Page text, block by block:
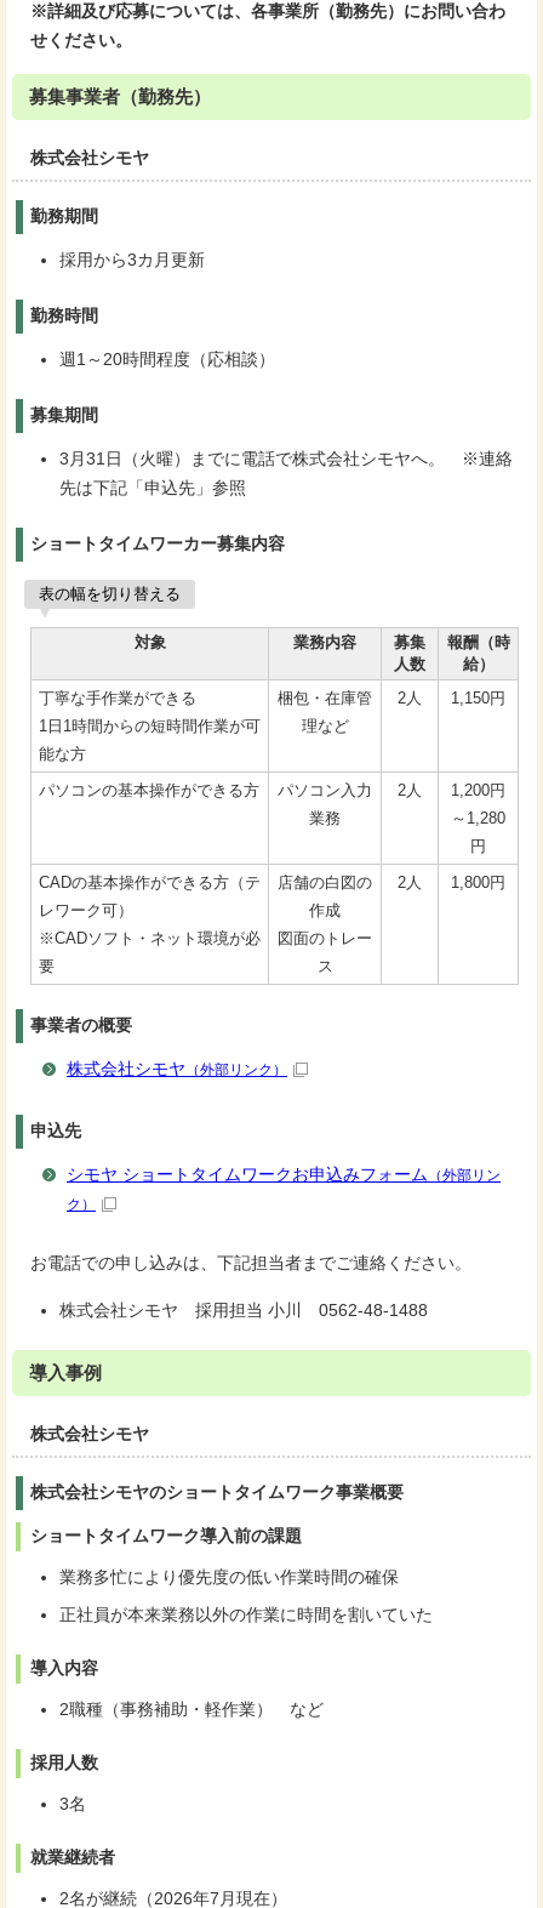
※詳細及び応募については、各事業所（勤務先）にお問い合わ
せください。
募集事業者（勤務先）
株式会社シモヤ
勤務期間
採用から3カ月更新
勤務時間
週1～20時間程度（応相談）
募集期間
3月31日（火曜）までに電話で株式会社シモヤへ。 ※連絡
先は下記「申込先」参照
ショートタイムワーカー募集内容
表の幅を切り替える
対象 業務内容
募集
人数
報酬（時
給）
丁寧な手作業ができる
1日1時間からの短時間作業が可
能な方
梱包・在庫管
理など
2人 1,150円
パソコンの基本操作ができる方
パソコン入力
業務
2人
1,200円
～1,280
円
CADの基本操作ができる方（テ
レワーク可）
※CADソフト・ネット環境が必
要
店舗の白図の
作成
図面のトレー
ス
2人 1,800円
事業者の概要
株式会社シモヤ （外部リンク）
申込先
シモヤ ショートタイムワークお申込みフォーム （外部リン
ク）
お電話での申し込みは、下記担当者までご連絡ください。
株式会社シモヤ 採用担当 小川 0562-48-1488
導入事例
株式会社シモヤ
株式会社シモヤのショートタイムワーク事業概要
ショートタイムワーク導入前の課題
業務多忙により優先度の低い作業時間の確保
正社員が本来業務以外の作業に時間を割いていた
導入内容
2職種（事務補助・軽作業） など
採用人数
3名
就業継続者
2名が継続（2026年7月現在）